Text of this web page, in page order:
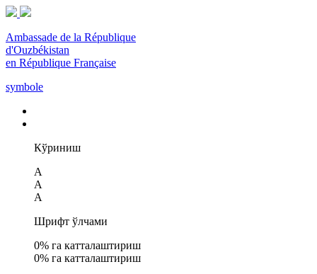
Ambassade de la République
d'Ouzbékistan
en République Française
symbole
Кўриниш
A
A
A
Шрифт ўлчами
0% га катталаштириш
0% га катталаштириш